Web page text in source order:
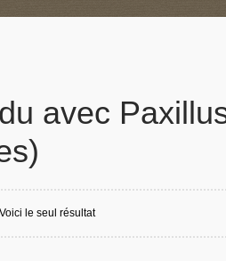
avec
Voici le seul résultat